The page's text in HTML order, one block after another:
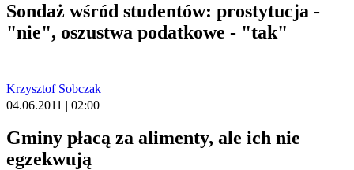
Sondaż wśród studentów: prostytucja -
"nie", oszustwa podatkowe - "tak"
Krzysztof Sobczak
04.06.2011 | 02:00
Gminy płacą za alimenty, ale ich nie
egzekwują